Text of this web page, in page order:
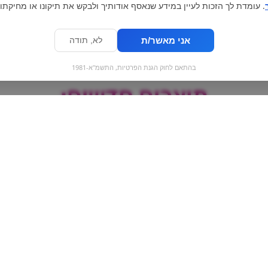
מוצרים חדשים:
. עומדת לך הזכות לעיין במידע שנאסף אודותיך ולבקש את תיקונו או
אני מאשר/ת לא, תודה
בהתאם לחוק הגנת הפרטיות, התשמ"א-1981